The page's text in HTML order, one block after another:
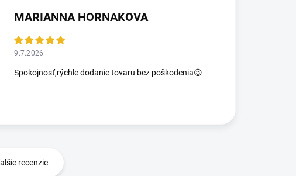
MARIANNA HORNAKOVA
9.7.2026
Spokojnosť,rýchle dodanie tovaru bez poškodenia😉
recenzie